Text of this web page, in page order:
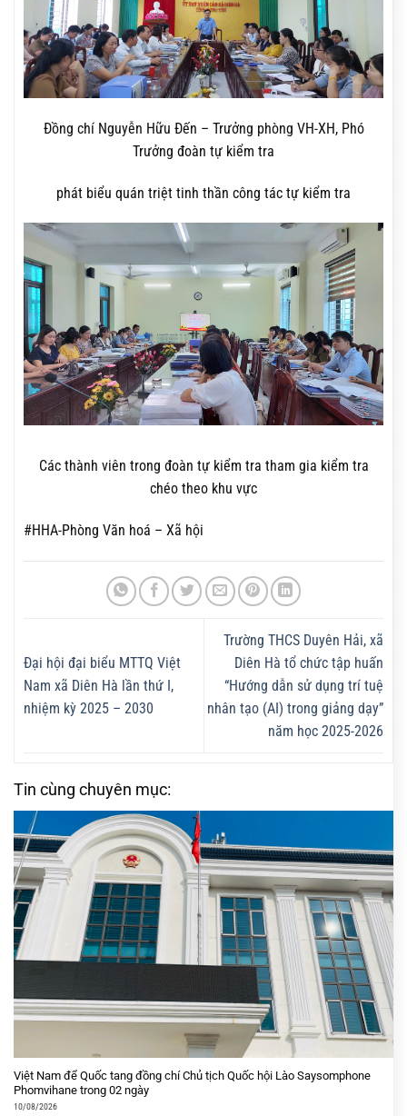
Đồng chí Nguyễn Hữu Đến – Trưởng phòng VH-XH, Phó
Trưởng đoàn tự kiểm tra
phát biểu quán triệt tinh thần công tác tự kiểm tra
Các thành viên trong đoàn tự kiểm tra tham gia kiểm tra
chéo theo khu vực
#HHA-Phòng Văn hoá – Xã hội
Đại hội đại biểu MTTQ Việt
Nam xã Diên Hà lần thứ I,
nhiệm kỳ 2025 – 2030
Trường THCS Duyên Hải, xã
Diên Hà tổ chức tập huấn
“Hướng dẫn sử dụng trí tuệ
nhân tạo (AI) trong giảng dạy”
năm học 2025-2026
Tin cùng chuyên mục:
Việt Nam để Quốc tang đồng chí Chủ tịch Quốc hội Lào Saysomphone
Phomvihane trong 02 ngày
10/08/2026